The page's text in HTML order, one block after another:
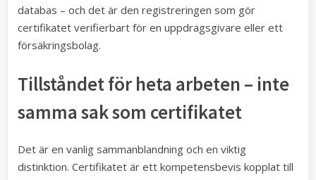
databas – och det är den registreringen som gör
certifikatet verifierbart för en uppdragsgivare eller ett
försäkringsbolag.
Tillståndet för heta arbeten – inte
samma sak som certifikatet
Det är en vanlig sammanblandning och en viktig
distinktion. Certifikatet är ett kompetensbevis kopplat till